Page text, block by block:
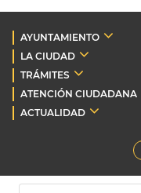
AYUNTAMIENTO
LA CIUDAD
TRÁMITES
ATENCIÓN CIUDADANA
ACTUALIDAD